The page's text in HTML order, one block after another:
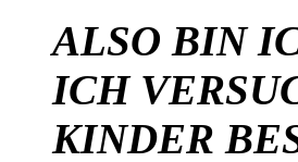
ALSO BIN
ICH
KINDER